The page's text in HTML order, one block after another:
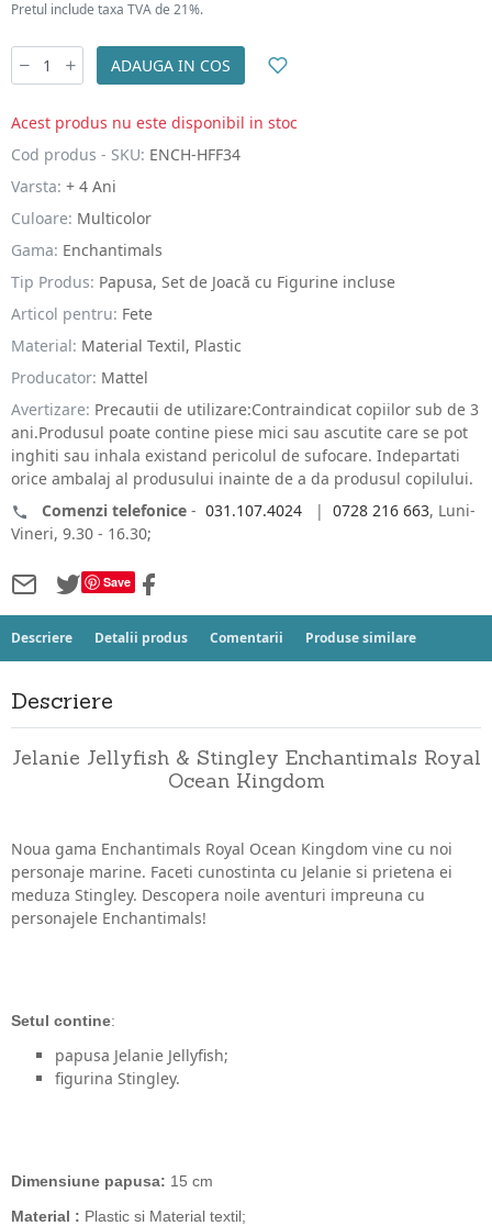
Pretul include taxa TVA de 21%.
ADAUGA IN COS
Acest produs nu este disponibil in stoc
Cod produs - SKU: ENCH-HFF34
Varsta: + 4 Ani
Culoare: Multicolor
Gama: Enchantimals
Tip Produs: Papusa, Set de Joacă cu Figurine incluse
Articol pentru: Fete
Material: Material Textil, Plastic
Producator: Mattel
Avertizare: Precautii de utilizare:Contraindicat copiilor sub de 3
ani.Produsul poate contine piese mici sau ascutite care se pot
inghiti sau inhala existand pericolul de sufocare. Indepartati
orice ambalaj al produsului inainte de a da produsul copilului.
Comenzi telefonice - 031.107.4024 | 0728 216 663, Luni-
Vineri, 9.30 - 16.30;
Save
Descriere Detalii produs Comentarii Produse similare
Descriere
Jelanie Jellyfish& Stingley Enchantimals Royal
Ocean Kingdom
Noua gama Enchantimals Royal Ocean Kingdom vine cu noi
personaje marine. Faceti cunostinta cu Jelanie si prietena ei
meduza Stingley. Descopera noile aventuri impreuna cu
personajele Enchantimals!
Setul contine:
papusa Jelanie Jellyfish;
figurina Stingley.
Dimensiune papusa: 15 cm
Material : Plastic si Material textil;